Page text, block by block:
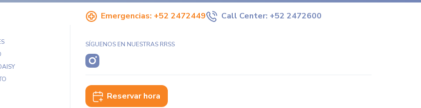
Emergencias: +52 2472449 Call Center: +52 2472600
SÍGUENOS EN NUESTRAS RRSS
Reservar hora